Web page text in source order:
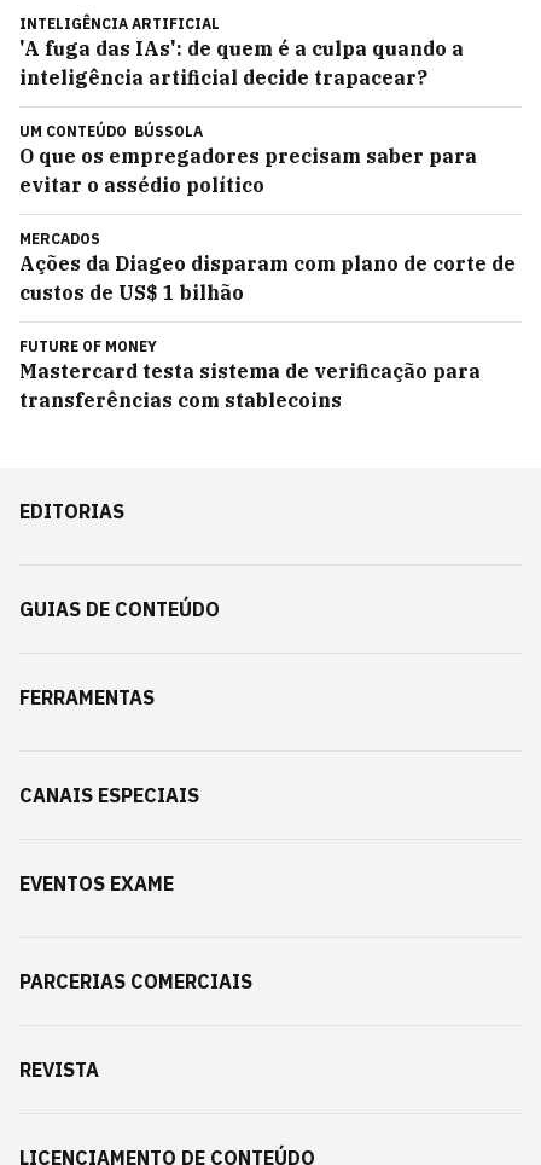
INTELIGÊNCIA ARTIFICIAL
'A fuga das IAs': de quem é a culpa quando a
inteligência artificial decide trapacear?
UM CONTEÚDO BÚSSOLA
O que os empregadores precisam saber para
evitar o assédio político
MERCADOS
Ações da Diageo disparam com plano de corte de
custos de US$ 1 bilhão
FUTURE OF MONEY
Mastercard testa sistema de verificação para
transferências com stablecoins
EDITORIAS
GUIAS DE CONTEÚDO
FERRAMENTAS
CANAIS ESPECIAIS
EVENTOS EXAME
PARCERIAS COMERCIAIS
REVISTA
LICENCIAMENTO DE CONTEÚDO